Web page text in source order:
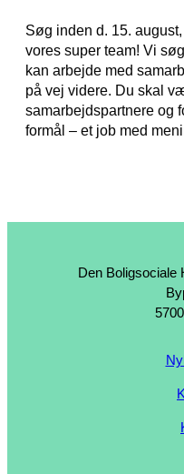
Søg inden d. 15.
vores super team! Vi
kan arbejde med
på vej videre. Du skal
samarbejdspartnere og
formål – et job med
Den Boligsociale